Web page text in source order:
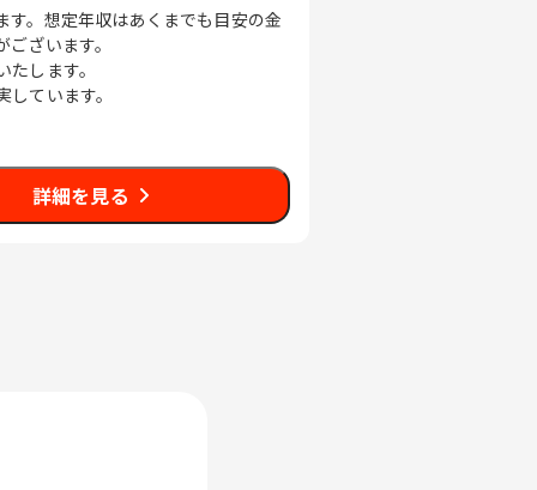
。想定年収はあくまでも目安の金
ざいます。
します。
ています。
詳細を見る